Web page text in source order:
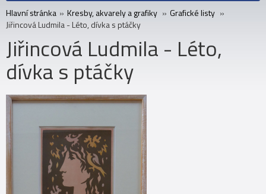
Hlavní stránka » Kresby, akvarely a grafiky » Grafické listy »
Jiřincová Ludmila - Léto, dívka s ptáčky
Jiřincová Ludmila - Léto,
dívka s ptáčky